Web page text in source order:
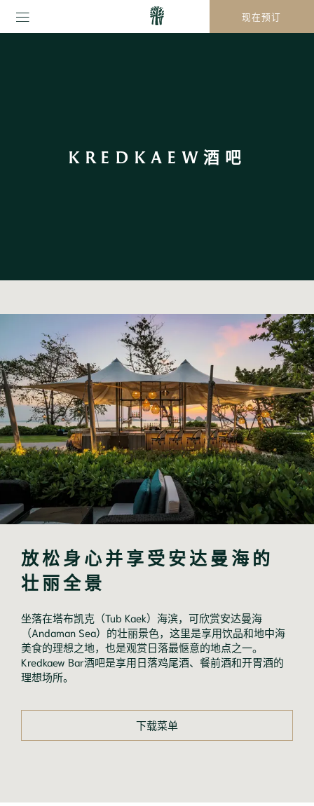
现在预订
KREDKAEW酒吧
放松身心并享受安达曼海的
壮丽全景
坐落在塔布凯克（Tub Kaek）海滨，可欣赏安达曼海
（Andaman Sea）的壮丽景色，这里是享用饮品和地中海
美食的理想之地，也是观赏日落最惬意的地点之一。
Kredkaew Bar酒吧是享用日落鸡尾酒、餐前酒和开胃酒的
理想场所。
下载菜单